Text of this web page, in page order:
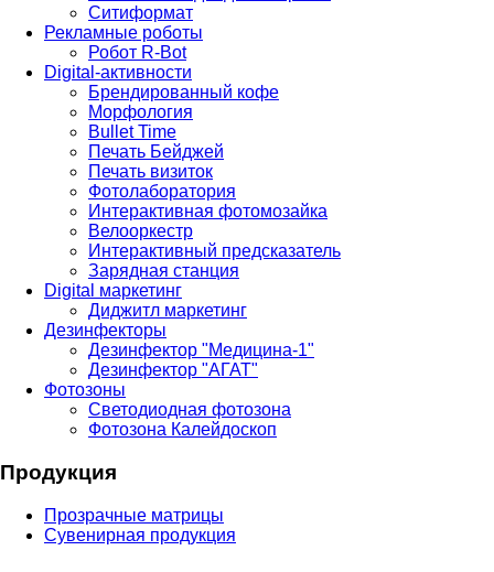
Ситиформат
Рекламные роботы
Робот R-Bot
Digital-активности
Брендированный кофе
Морфология
Bullet Time
Печать Бейджей
Печать визиток
Фотолаборатория
Интерактивная фотомозайка
Велооркестр
Интерактивный предсказатель
Зарядная станция
Digital маркетинг
Диджитл маркетинг
Дезинфекторы
Дезинфектор "Медицина-1"
Дезинфектор "АГАТ"
Фотозоны
Светодиодная фотозона
Фотозона Калейдоскоп
Продукция
Прозрачные матрицы
Сувенирная продукция